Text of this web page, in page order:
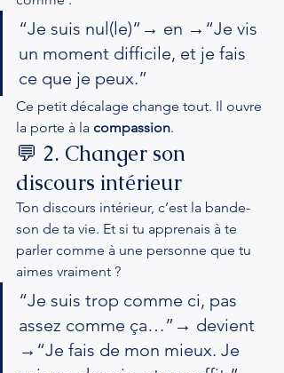
“Je suis nul(le)”→ en →“Je vis
un moment difficile, et je fais
ce que je peux.”
Ce petit décalage change tout. Il ouvre
la porte à la compassion.
💬 2. Changer son
discours intérieur
Ton discours intérieur, c’est la bande-
son de ta vie. Et si tu apprenais à te
parler comme à une personne que tu
aimes vraiment ?
“Je suis trop comme ci, pas
assez comme ça…”→ devient
→“Je fais de mon mieux. Je